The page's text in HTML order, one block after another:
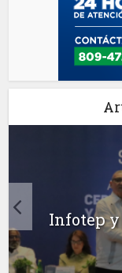
Infotep